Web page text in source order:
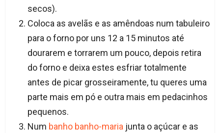
secos).
Coloca as avelãs e as amêndoas num tabuleiro
para o forno por uns 12 a 15 minutos até
dourarem e torrarem um pouco, depois retira
do forno e deixa estes esfriar totalmente
antes de picar grosseiramente, tu queres uma
parte mais em pó e outra mais em pedacinhos
pequenos.
Num banho banho-mariajunta o açúcar e as